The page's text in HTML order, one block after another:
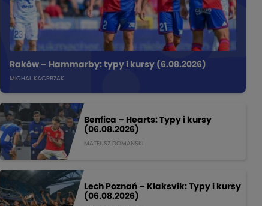
Raków – Hammarby: typy i kursy (6.08.2026)
MICHAL KACPRZAK
Benfica – Hearts: Typy i kursy
(06.08.2026)
MATEUSZ DOMANSKI
Lech Poznań – Klaksvik: Typy i kursy
(06.08.2026)